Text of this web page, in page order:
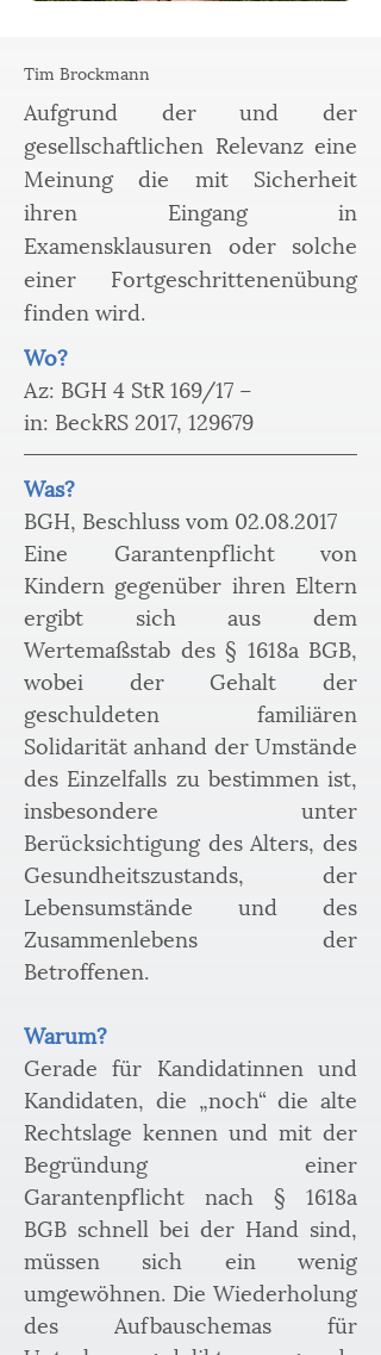
Tim Brockmann
Aufgrund der und der
gesellschaftlichen Relevanz eine
Meinung die mit Sicherheit
ihren Eingang in
Examensklausuren oder solche
einer Fortgeschrittenenübung
finden wird.
Wo?
Az: BGH 4 StR 169/17 –
in: BeckRS 2017, 129679
Was?
BGH, Beschluss vom 02.08.2017
Eine Garantenpflicht von
Kindern gegenüber ihren Eltern
ergibt sich aus dem
Wertemaßstab des § 1618a BGB,
wobei der Gehalt der
geschuldeten familiären
Solidarität anhand der Umstände
des Einzelfalls zu bestimmen ist,
insbesondere unter
Berücksichtigung des Alters, des
Gesundheitszustands, der
Lebensumstände und des
Zusammenlebens der
Betroffenen.
Warum?
Gerade für Kandidatinnen und
Kandidaten, die „noch“ die alte
Rechtslage kennen und mit der
Begründung einer
Garantenpflicht nach § 1618a
BGB schnell bei der Hand sind,
müssen sich ein wenig
umgewöhnen. Die Wiederholung
des Aufbauschemas für